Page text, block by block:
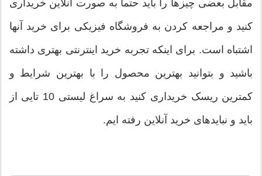
مقابل بعضی چیزها را باید حتما به صورت آنلاین خریداری
کنید و مراجعه کردن به فروشگاه فیزیکی برای خرید آنها
اشتباه است. برای اینکه تجربه خرید اینترنتی بهتری داشته
باشید و بتوانید بهترین محصول را با بهترین شرایط و
کمترین ریسک خریداری کنید به سراغ لیستی 10 تایی از
باید و نبایدهای خرید آنلاین رفته ایم.